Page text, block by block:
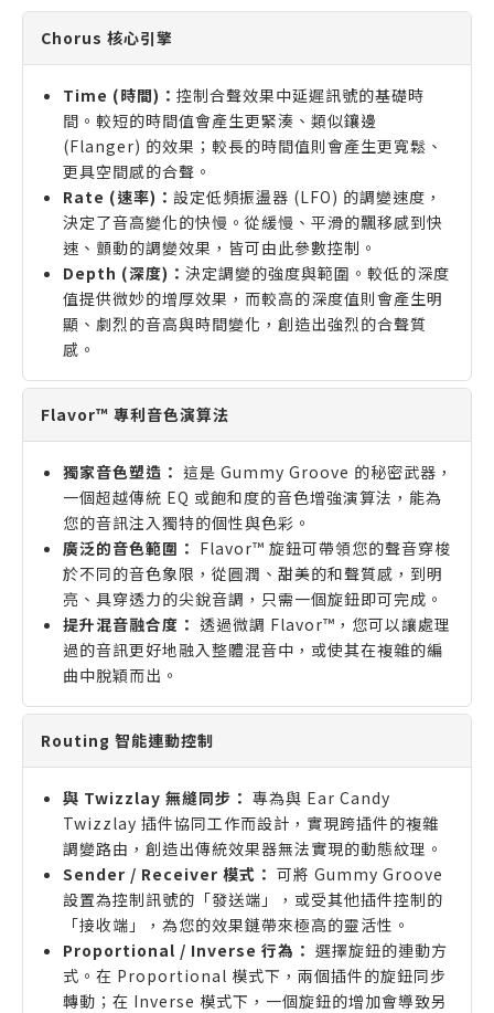
Chorus 核心引擎
Time (時間)： 控制合聲效果中延遲訊號的基礎時
間。較短的時間值會產生更緊湊、類似鑲邊
(Flanger) 的效果；較長的時間值則會產生更寬鬆、
更具空間感的合聲。
Rate (速率)： 設定低頻振盪器 (LFO) 的調變速度，
決定了音高變化的快慢。從緩慢、平滑的飄移感到快
速、顫動的調變效果，皆可由此參數控制。
Depth (深度)： 決定調變的強度與範圍。較低的深度
值提供微妙的增厚效果，而較高的深度值則會產生明
顯、劇烈的音高與時間變化，創造出強烈的合聲質
感。
Flavor™ 專利音色演算法
獨家音色塑造： 這是 Gummy Groove 的秘密武器，
一個超越傳統 EQ 或飽和度的音色增強演算法，能為
您的音訊注入獨特的個性與色彩。
廣泛的音色範圍： Flavor™ 旋鈕可帶領您的聲音穿梭
於不同的音色象限，從圓潤、甜美的和聲質感，到明
亮、具穿透力的尖銳音調，只需一個旋鈕即可完成。
提升混音融合度： 透過微調 Flavor™，您可以讓處理
過的音訊更好地融入整體混音中，或使其在複雜的編
曲中脫穎而出。
Routing 智能連動控制
與 Twizzlay 無縫同步： 專為與 Ear Candy
Twizzlay 插件協同工作而設計，實現跨插件的複雜
調變路由，創造出傳統效果器無法實現的動態紋理。
Sender / Receiver 模式： 可將 Gummy Groove
設置為控制訊號的「發送端」，或受其他插件控制的
「接收端」，為您的效果鏈帶來極高的靈活性。
Proportional / Inverse 行為： 選擇旋鈕的連動方
式。在 Proportional 模式下，兩個插件的旋鈕同步
轉動；在 Inverse 模式下，一個旋鈕的增加會導致另